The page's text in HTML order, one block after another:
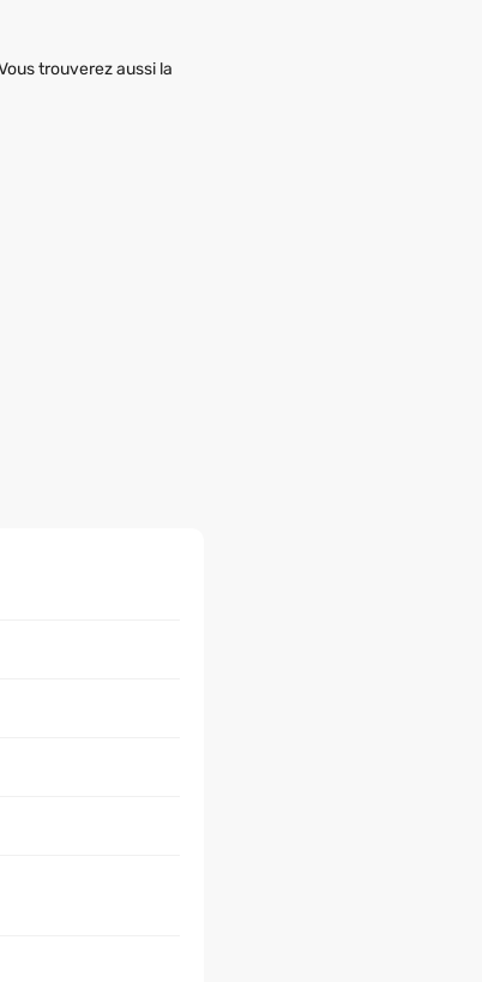
trouverez aussi la